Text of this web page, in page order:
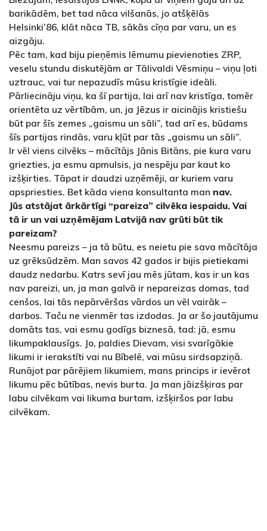
barikādēm, bet tad nāca vilšanās, jo atšķēlās
Helsinki’86, klāt nāca TB, sākās cīņa par varu, un es
aizgāju.
Pēc tam, kad biju pieņēmis lēmumu pievienoties ZRP,
veselu stundu diskutējām ar Tālivaldi Vēsmiņu – viņu ļoti
uztrauc, vai tur nepazudīs mūsu kristīgie ideāli.
Pārliecināju viņu, ka šī partija, lai arī nav kristīga, tomēr
orientēta uz vērtībām, un, ja Jēzus ir aicinājis kristiešu
būt par šīs zemes „gaismu un sāli”, tad arī es, būdams
šīs partijas rindās, varu kļūt par tās „gaismu un sāli”.
Ir vēl viens cilvēks – mācītājs Jānis Bitāns, pie kura varu
griezties, ja esmu apmulsis, ja nespēju par kaut ko
izšķirties. Tāpat ir daudzi uzņēmēji, ar kuriem varu
apspriesties. Bet kāda viena konsultanta man nav.
Jūs atstājat ārkārtīgi “pareiza” cilvēka iespaidu. Vai
tā ir un vai uzņēmējam Latvijā nav grūti būt tik
pareizam?
Neesmu pareizs – ja tā būtu, es neietu pie sava mācītāja
uz grēksūdzēm. Man savos 42 gados ir bijis pietiekami
daudz nedarbu. Katrs sevī jau mēs jūtam, kas ir un kas
nav pareizi, un, ja man galvā ir nepareizas domas, tad
cenšos, lai tās nepārvēršas vārdos un vēl vairāk –
darbos. Taču ne vienmēr tas izdodas. Ja ar šo jautājumu
domāts tas, vai esmu godīgs biznesā, tad: jā, esmu
likumpaklausīgs. Jo, paldies Dievam, visi svarīgākie
likumi ir ierakstīti vai nu Bībelē, vai mūsu sirdsapziņā.
Runājot par pārējiem likumiem, mans princips ir ievērot
likumu pēc būtības, nevis burta. Ja man jāizšķiras par
labu cilvēkam vai likuma burtam, izšķiršos par labu
cilvēkam.